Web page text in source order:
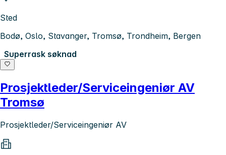
Sted
Bodø, Oslo, Stavanger, Tromsø, Trondheim, Bergen
Superrask søknad
Prosjektleder/Serviceingeniør AV
Tromsø
Prosjektleder/Serviceingeniør AV